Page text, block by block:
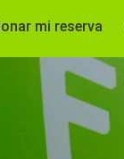
mi reserva